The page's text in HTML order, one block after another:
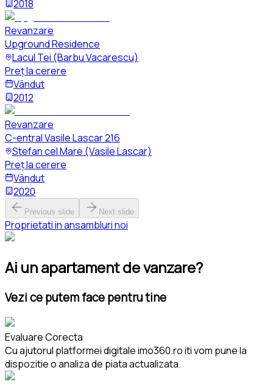
2018
Revanzare
Upground Residence
Lacul Tei (Barbu Vacarescu)
Preț la cerere
Vândut
2012
Revanzare
C-entral Vasile Lascar 216
Stefan cel Mare (Vasile Lascar)
Preț la cerere
Vândut
2020
Previous slide Next slide
Proprietati in ansambluri noi
Ai un apartament de vanzare?
Vezi ce putem face pentru tine
Evaluare Corecta
Cu ajutorul platformei digitale imo360.ro iti vom pune la
dispozitie o analiza de piata actualizata.